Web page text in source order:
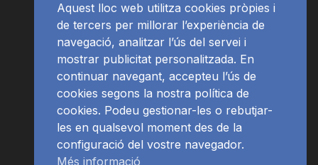
Aquest lloc web utilitza cookies pròpies i
de tercers per millorar l’experiència de
navegació, analitzar l’ús del servei i
mostrar publicitat personalitzada. En
continuar navegant, accepteu l’ús de
cookies segons la nostra política de
cookies. Podeu gestionar-les o rebutjar-
les en qualsevol moment des de la
configuració del vostre navegador.
Més informació